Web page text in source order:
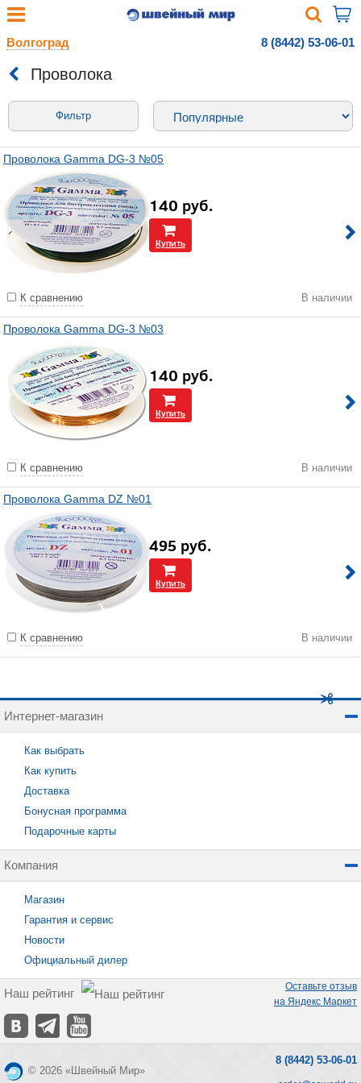
Волгоград 8 (8442) 53-06-01
Проволока
Фильтр
Проволока Gamma DG-3 №05
140 руб.
Купить
К сравнению В наличии
Проволока Gamma DG-3 №03
140 руб.
Купить
К сравнению В наличии
Проволока Gamma DZ №01
495 руб.
Купить
К сравнению В наличии
Интернет-магазин
Как выбрать
Как купить
Доставка
Бонусная программа
Подарочные карты
Компания
Магазин
Гарантия и сервис
Новости
Официальный дилер
Наш рейтинг
Оставьте отзыв
на Яндекс Маркет
© 2026 «Швейный Мир»
8 (8442) 53-06-01